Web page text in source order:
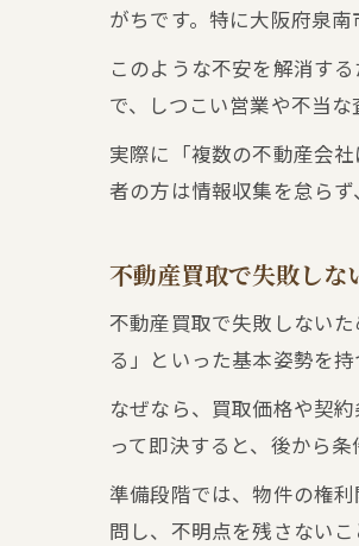
がちです。特に大阪府泉
このような不安を解消す
で、しつこい営業や不当
実際に「複数の不動産会
者の方は情報収集を怠ら
不動産買取で失敗しな
不動産買取で失敗しない
る」といった基本姿勢を持
なぜなら、買取価格や契
って即決すると、後から
準備段階では、物件の権
問し、不明点を残さないこ